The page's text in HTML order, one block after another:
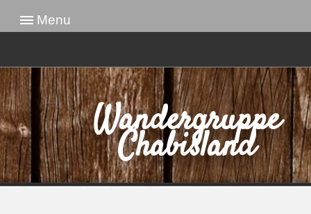
Menu
Wandergruppe
Chabisland